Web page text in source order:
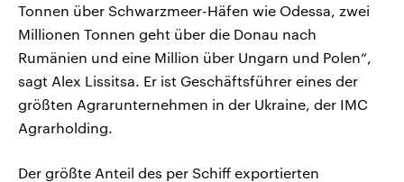
Tonnen über Schwarzmeer-Häfen wie Odessa, zwei
Millionen Tonnen geht über die Donau nach
Rumänien und eine Million über Ungarn und Polen“,
sagt Alex Lissitsa. Er ist Geschäftsführer eines der
größten Agrarunternehmen in der Ukraine, der IMC
Agrarholding.
Der größte Anteil des per Schiff exportierten